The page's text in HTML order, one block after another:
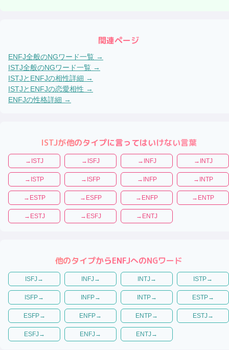
関連ページ
ENFJ全般のNGワード一覧 →
ISTJ全般のNGワード一覧 →
ISTJと ENFJの相性詳細 →
ISTJと ENFJの恋愛相性 →
ENFJの性格詳細 →
ISTJが他のタイプに言ってはいけない言葉
→ ISTJ → ISFJ → INFJ → INTJ
→ ISTP → ISFP → INFP → INTP
→ ESTP → ESFP → ENFP → ENTP
→ ESTJ → ESFJ → ENTJ
他のタイプからENFJへのNGワード
ISFJ → INFJ → INTJ → ISTP→
ISFP→ INFP→ INTP→ ESTP→
ESFP→ ENFP→ ENTP→ ESTJ →
ESFJ → ENFJ → ENTJ →